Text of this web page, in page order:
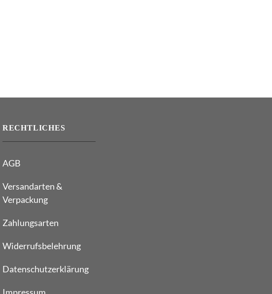
RECHTLICHES
AGB
Versandarten &
Verpackung
Zahlungsarten
Widerrufsbelehrung
Datenschutzerklärung